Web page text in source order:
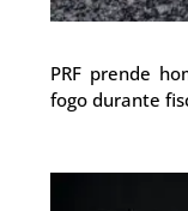
PRF prende
fogo durante